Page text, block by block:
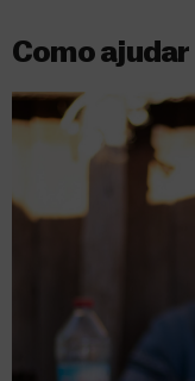
Como ajudar